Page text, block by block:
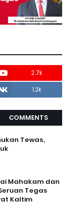
2.7k
1.2k
COMMENTS
Tewas,
Mahakam dan
Tegas
Kaltim